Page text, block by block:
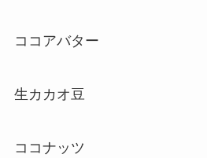
ココアバター
生カカオ豆
ココナッツ